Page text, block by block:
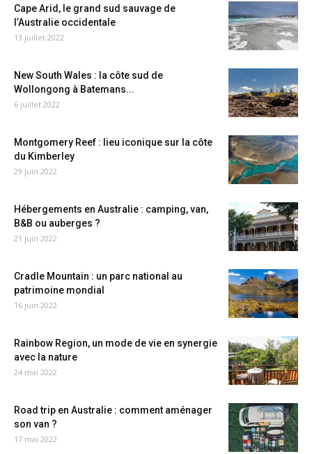
Cape Arid, le grand sud sauvage de
l’Australie occidentale
13 juillet 2022
New South Wales : la côte sud de
Wollongong à Batemans...
6 juillet 2022
Montgomery Reef : lieu iconique sur la côte
du Kimberley
29 juin 2022
Hébergements en Australie : camping, van,
B&B ou auberges ?
21 juin 2022
Cradle Mountain : un parc national au
patrimoine mondial
16 juin 2022
Rainbow Region, un mode de vie en synergie
avec la nature
24 mai 2022
Road trip en Australie : comment aménager
son van ?
17 mai 2022